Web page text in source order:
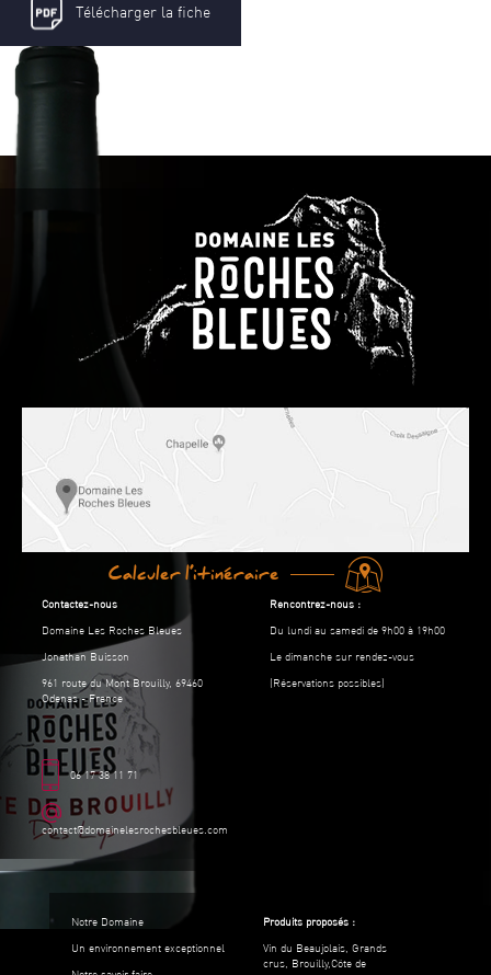
Télécharger la fiche
Calculer l’itinéraire
Contactez-nous
Domaine Les Roches Bleues
Jonathan Buisson
961 route du Mont Brouilly, 69460
Odenas - France
06 17 38 11 71
contact@domainelesrochesbleues.com
Rencontrez-nous :
Du lundi au samedi de 9h00 à 19h00
Le dimanche sur rendez-vous
(Réservations possibles)
Notre Domaine
Un environnement exceptionnel
Produits proposés :
Vin du Beaujolais, Grands
crus, Brouilly,Côte de